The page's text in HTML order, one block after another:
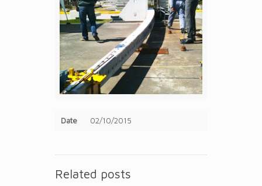
Date 02/10/2015
Related posts